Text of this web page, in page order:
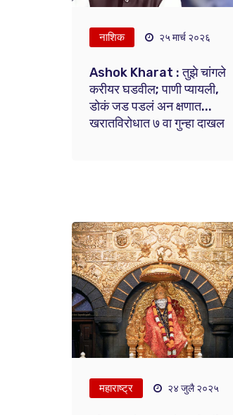
नाशिक २५ मार्च २०२६
Ashok Kharat : तुझे चांगले
करीयर घडवील; पाणी प्यायली,
डोकं जड पडलं अन क्षणात...
खरातविरोधात ७ वा गुन्हा दाखल
महाराष्ट्र २४ जुलै २०२५